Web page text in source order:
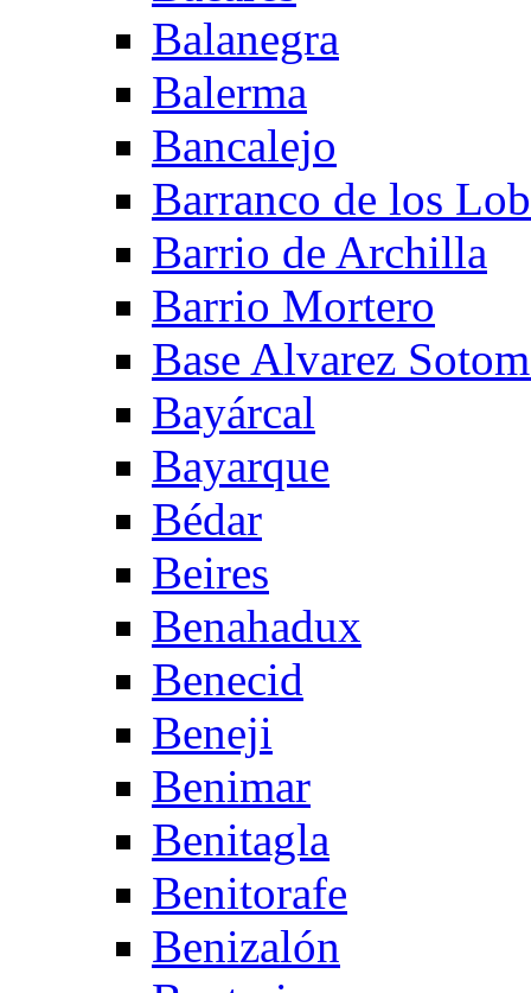
Balanegra
Balerma
Bancalejo
Barranco de los
Barrio de Archilla
Barrio Mortero
Base Alvarez
Bayárcal
Bayarque
Bédar
Beires
Benahadux
Benecid
Beneji
Benimar
Benitagla
Benitorafe
Benizalón